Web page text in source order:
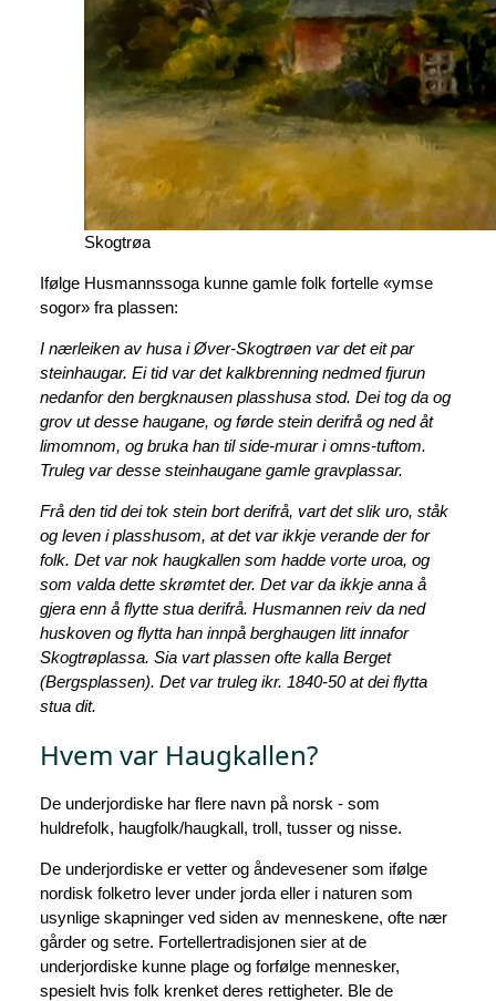
Skogtrøa
Ifølge Husmannssoga kunne gamle folk fortelle «ymse
sogor» fra plassen:
I nærleiken av husa i Øver-Skogtrøen var det eit par
steinhaugar. Ei tid var det kalkbrenning nedmed fjurun
nedanfor den bergknausen plasshusa stod. Dei tog da og
grov ut desse haugane, og førde stein derifrå og ned åt
limomnom, og bruka han til side-murar i omns-tuftom.
Truleg var desse steinhaugane gamle gravplassar.
Frå den tid dei tok stein bort derifrå, vart det slik uro, ståk
og leven i plasshusom, at det var ikkje verande der for
folk. Det var nok haugkallen som hadde vorte uroa, og
som valda dette skrømtet der. Det var da ikkje anna å
gjera enn å flytte stua derifrå. Husmannen reiv da ned
huskoven og flytta han innpå berghaugen litt innafor
Skogtrøplassa. Sia vart plassen ofte kalla Berget
(Bergsplassen). Det var truleg ikr. 1840-50 at dei flytta
stua dit.
Hvem var Haugkallen?
De underjordiske har flere navn på norsk - som
huldrefolk, haugfolk/haugkall, troll, tusser og nisse.
De underjordiske er vetter og åndevesener som ifølge
nordisk folketro lever under jorda eller i naturen som
usynlige skapninger ved siden av menneskene, ofte nær
gårder og setre. Fortellertradisjonen sier at de
underjordiske kunne plage og forfølge mennesker,
spesielt hvis folk krenket deres rettigheter. Ble de